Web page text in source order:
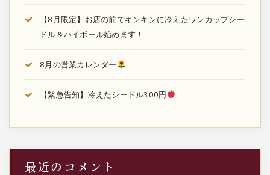
【8月限定】お店の前でキンキンに冷えたワンカップシー
ドル＆ハイボール始めます！
8月の営業カレンダー
【緊急告知】冷えたシードル300円
最近のコメント